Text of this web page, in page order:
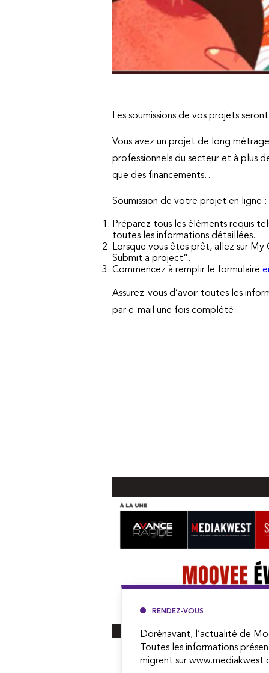
Les soumissions de vos projets
Vous avez un projet de long
professionnels du secteur et à plus
que des financements…
Soumission de votre projet en ligne :
Préparez tous les éléments requis
toutes les informations détaillées.
Lorsque vous êtes prêt, allez sur
Submit a project”.
Commencez à remplir le formulaire
Assurez-vous d’avoir toutes les
par e-mail une fois complété.
RENDEZ-VOUS
Dorénavant, l’actualité de
Toutes les informations
migrent sur